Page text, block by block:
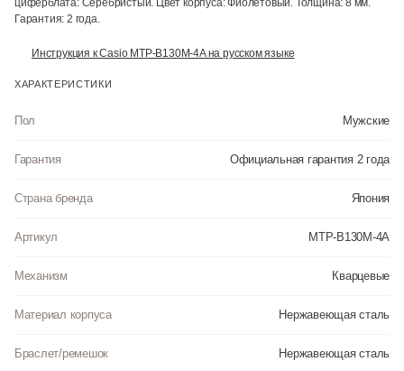
Гарантия: 2 года.
Инструкция к Casio MTP-B130M-4A на русском языке
ХАРАКТЕРИСТИКИ
Пол Мужские
Гарантия Официальная гарантия 2 года
Страна бренда Япония
Артикул MTP-B130M-4A
Механизм Кварцевые
Материал корпуса Нержавеющая сталь
Браслет/ремешок Нержавеющая сталь